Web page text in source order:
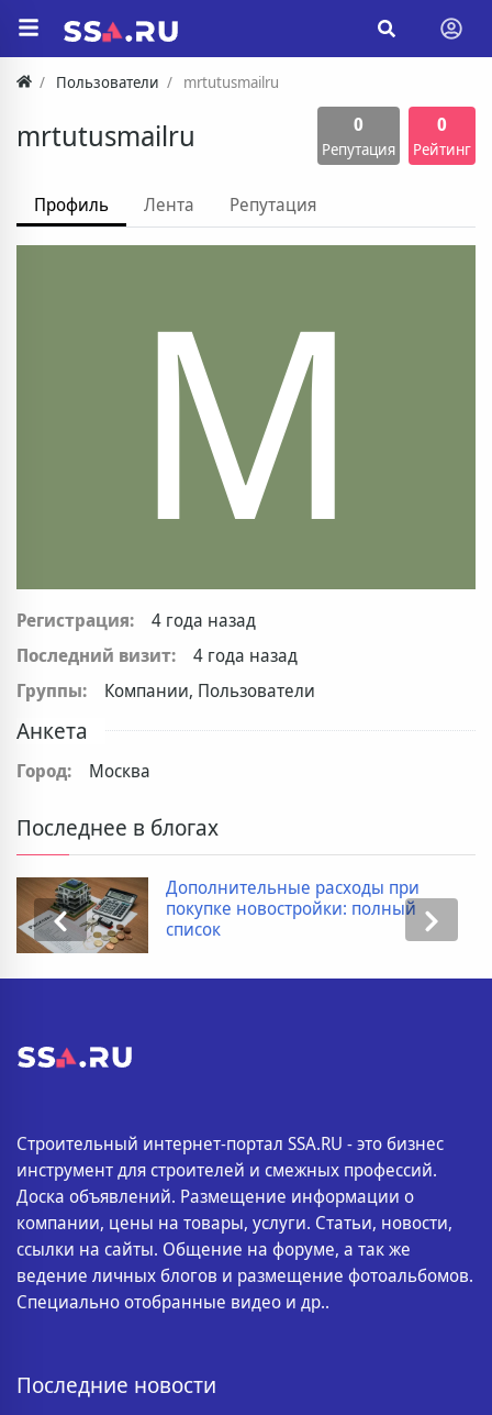
Пользователи mrtutusmailru
mrtutusmailru 0
Репутация
0
Рейтинг
Профиль Лента Репутация
M
Регистрация:
4 года назад
Последний визит:
4 года назад
Группы:
Компании, Пользователи
Анкета
Город: Москва
Последнее в блогах
Дополнительные расходы при
покупке новостройки: полный
список
Строительный интернет-портал SSA.RU - это бизнес
инструмент для строителей и смежных профессий.
Доска объявлений. Размещение информации о
компании, цены на товары, услуги. Статьи, новости,
ссылки на сайты. Общение на форуме, а так же
ведение личных блогов и размещение фотоальбомов.
Специально отобранные видео и др..
Последние новости